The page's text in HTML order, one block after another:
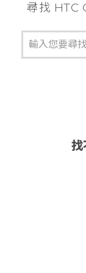
尋找 HTC
找